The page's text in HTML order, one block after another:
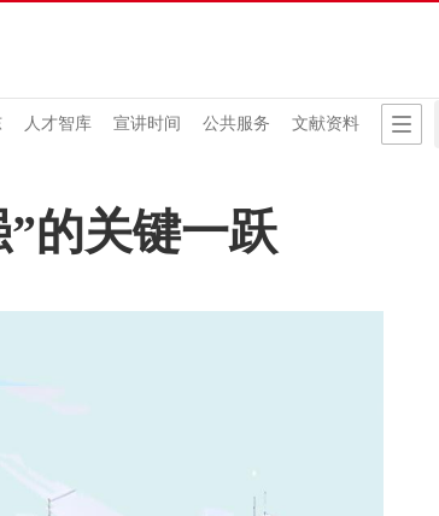
人才智库 宣讲时间 公共服务 文献资料
的关键一跃